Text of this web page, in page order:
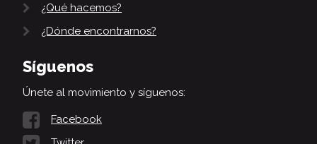
¿Qué hacemos?
¿Dónde encontrarnos?
Síguenos
Únete al movimiento y síguenos:
Facebook